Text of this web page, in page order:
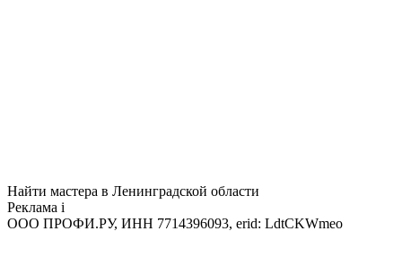
Найти мастера в Ленинградской области
Реклама i
ООО ПРОФИ.РУ, ИНН 7714396093, erid: LdtCKWmeo